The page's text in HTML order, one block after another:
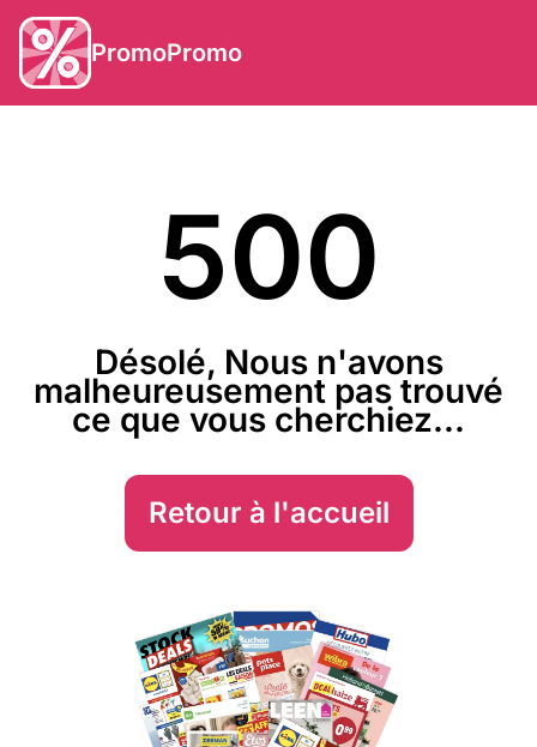
PromoPromo
500
Désolé, Nous n'avons
malheureusement pas trouvé
ce que vous cherchiez...
Retour à l'accueil